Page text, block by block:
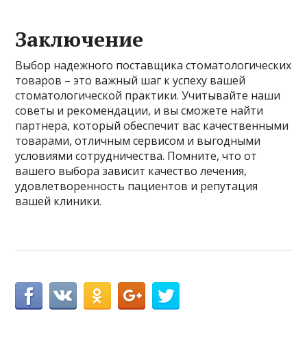
Заключение
Выбор надежного поставщика стоматологических
товаров – это важный шаг к успеху вашей
стоматологической практики. Учитывайте наши
советы и рекомендации, и вы сможете найти
партнера, который обеспечит вас качественными
товарами, отличным сервисом и выгодными
условиями сотрудничества. Помните, что от
вашего выбора зависит качество лечения,
удовлетворенность пациентов и репутация
вашей клиники.